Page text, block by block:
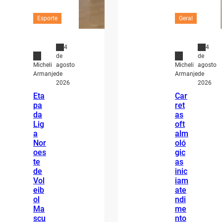
Esporte
Micheli
Armanje
4
de
agosto
de
2026
Eta
pa
da
Lig
a
Nor
oes
te
de
Vol
eib
ol
Ma
scu
Geral
Micheli
Armanje
4
de
agosto
de
2026
Car
ret
as
oft
alm
oló
gic
as
inic
iam
ate
ndi
me
nto